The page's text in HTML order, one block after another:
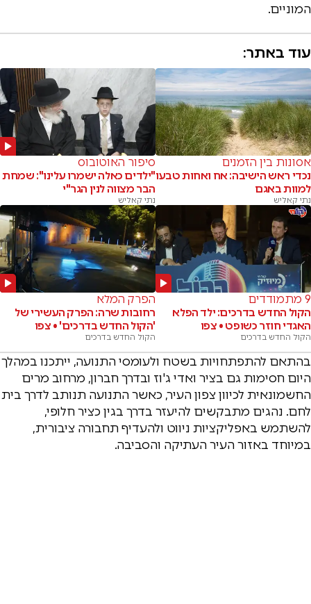
המוניים.
עוד באתר:
אסונות בין הזמנים
נכדי ראש הישיבה: אח ואחות טבעו
למוות באגם
נתי קאליש
סיפור האוטובוס
"ילדים כאלה ישמרו עלינו": שמחת
הבר מצווה לנין הגר"י
נתי קאליש
9 מתמודדים
הקול החדש בדרכים: ילד הפלא
האגדי חוזר כשופט • צפו
הקול החדש בדרכים
הפרק המלא
רחובות שרה: הפרק העשירי של
'הקול החדש בדרכים' • צפו
הקול החדש בדרכים
בהתאם להתפתחויות בשטח ולעומסי התנועה, ייתכנו במהלך
היום חסימות גם בציר ואדי ג'וז ובדרך חברון, מרחוב מרים
החשמונאית לכיוון צפון העיר, כאשר התנועה תנותב לדרך בית
לחם. נהגים מתבקשים להיעזר בדרך בגין כציר חלופי,
להשתמש באפליקציות ניווט ולהעדיף תחבורה ציבורית,
במיוחד באזור העיר העתיקה והסביבה.